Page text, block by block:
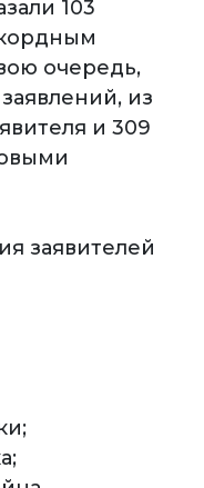
103
очередь,
из
и 309
заявителей